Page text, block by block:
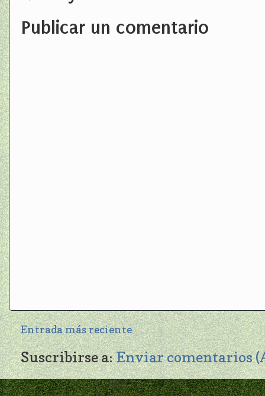
Publicar un comentario
Entrada más reciente
Suscribirse a:Enviar comentarios